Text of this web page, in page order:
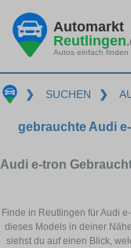
Automarkt
Reutlingen
Autos einfach finden
❯ SUCHEN ❯
gebrauchte Audi
Audi e-tron
Finde in Reutlingen für Audi
dieses Models in deiner
siehst du auf einen Blick,